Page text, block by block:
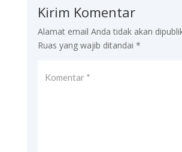
Kirim Komentar
Alamat email Anda tidak akan
Ruas yang wajib ditandai *